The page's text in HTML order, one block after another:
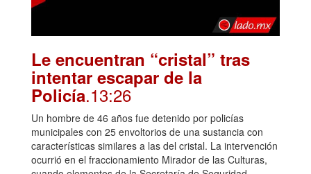
Le encuentran “cristal” tras
intentar escapar de la
Policía.13:26
Un hombre de 46 años fue detenido por policías
municipales con 25 envoltorios de una sustancia con
características similares a las del cristal. La intervención
ocurrió en el fraccionamiento Mirador de las Culturas,